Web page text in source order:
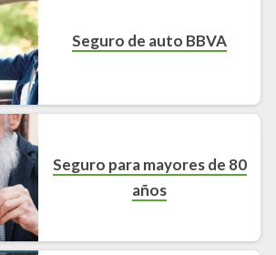
Seguro de auto BBVA
Seguro para mayores de 80
años